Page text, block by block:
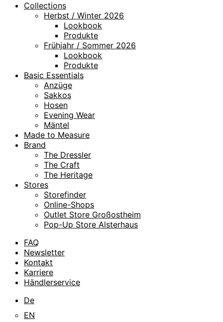
Collections
Herbst / Winter 2026
Lookbook
Produkte
Frühjahr / Sommer 2026
Lookbook
Produkte
Basic Essentials
Anzüge
Sakkos
Hosen
Evening Wear
Mäntel
Made to Measure
Brand
The Dressler
The Craft
The Heritage
Stores
Storefinder
Online-Shops
Outlet Store Großostheim
Pop-Up Store Alsterhaus
FAQ
Newsletter
Kontakt
Karriere
Händlerservice
De
EN